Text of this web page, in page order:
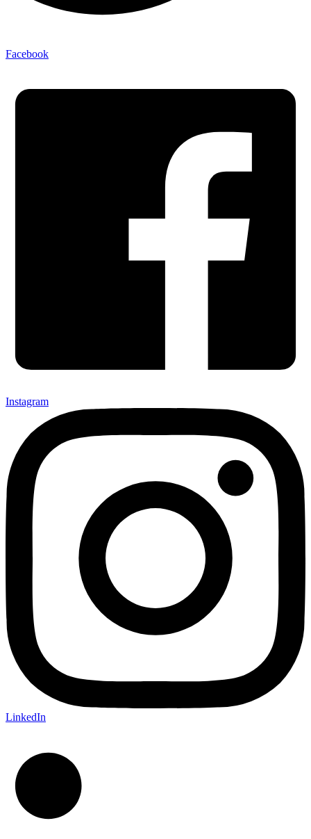
Facebook
Instagram
LinkedIn